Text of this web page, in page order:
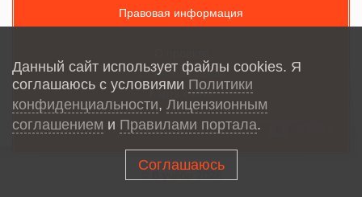
Правовая информация
Обратная связь
Карта сайта
Данный сайт использует файлы cookies. Я
соглашаюсь с условиями Политики
конфиденциальности, Лицензионным
соглашением и Правилами портала.
Соглашаюсь